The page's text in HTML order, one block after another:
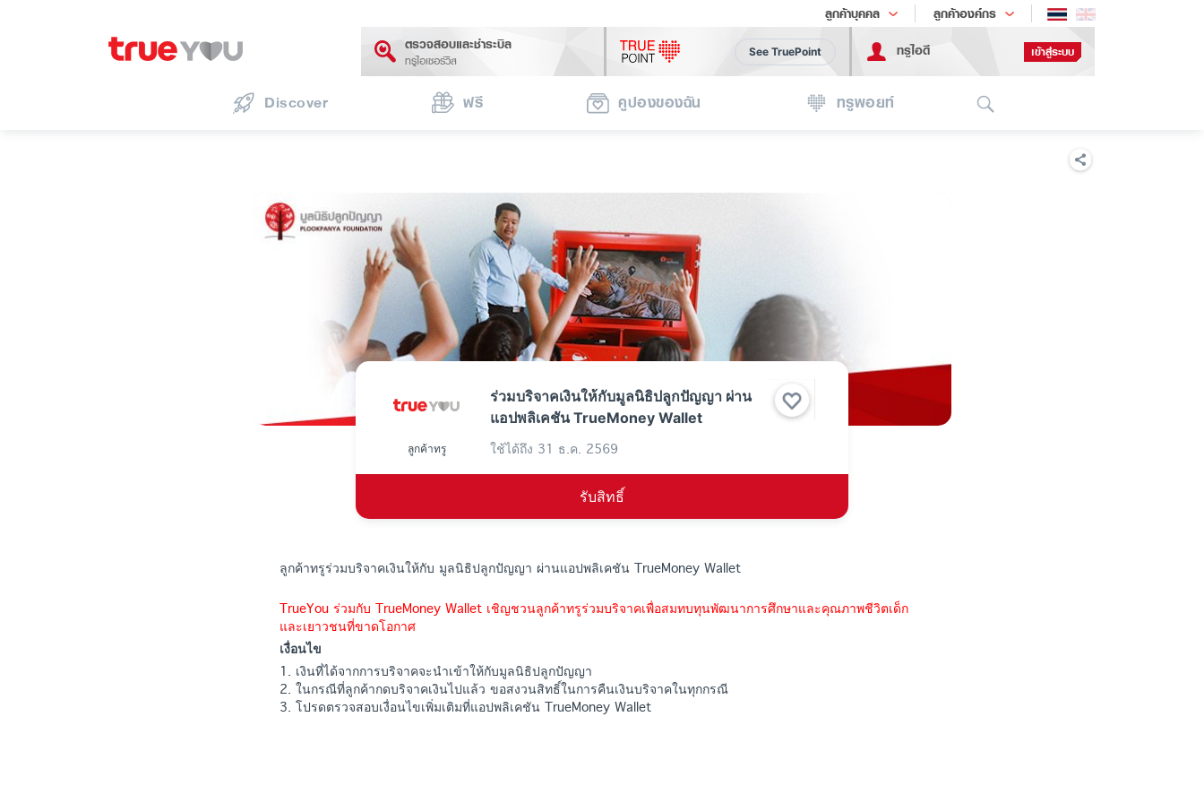
ลูกค้าบุคคล ลูกค้าองค์กร
เทรนด์เทคโนโลยี
ตรวจสอบและชำระบิล
ทรูไอเซอร์วิส
See TruePoint ทรูไอดี เข้าสู่ระบบ
Discover ฟรี คูปองของฉัน ทรูพอยท์
ร่วมบริจาคเงินให้กับมูลนิธิปลูกปัญญา ผ่าน
แอปพลิเคชัน TrueMoney Wallet
ลูกค้าทรู ใช้ได้ถึง 31 ธ.ค. 2569
รับสิทธิ์
ลูกค้าทรูร่วมบริจาคเงินให้กับ มูลนิธิปลูกปัญญา ผ่านแอปพลิเคชัน TrueMoney Wallet
TrueYou ร่วมกับ TrueMoney Wallet เชิญชวนลูกค้าทรูร่วมบริจาคเพื่อสมทบทุนพัฒนาการศึกษาและคุณภาพชีวิตเด็ก
และเยาวชนที่ขาดโอกาศ
เงื่อนไข
1. เงินที่ได้จากการบริจาคจะนำเข้าให้กับมูลนิธิปลูกปัญญา
2. ในกรณีที่ลูกค้ากดบริจาคเงินไปแล้ว ขอสงวนสิทธิ์ในการคืนเงินบริจาคในทุกกรณี
3. โปรดตรวจสอบเงื่อนไขเพิ่มเติมที่แอปพลิเคชัน TrueMoney Wallet